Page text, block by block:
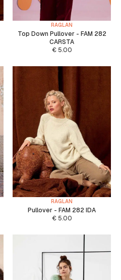
RAGLAN
Top Down Pullover - FAM 282
CARSTA
€5.00
RAGLAN
Pullover - FAM 282 IDA
€5.00